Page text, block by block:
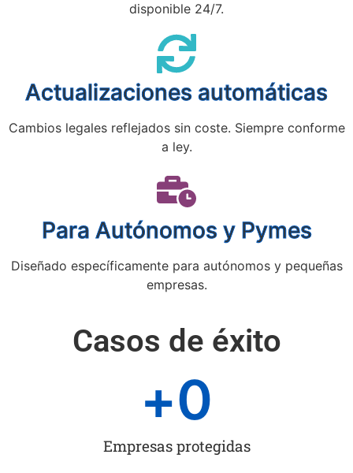
disponible 24/7.
Actualizaciones automáticas
Cambios legales reflejados sin coste. Siempre conforme
a ley.
Para Autónomos y Pymes
Diseñado específicamente para autónomos y pequeñas
empresas.
Casos de éxito
Empresas protegidas
+0